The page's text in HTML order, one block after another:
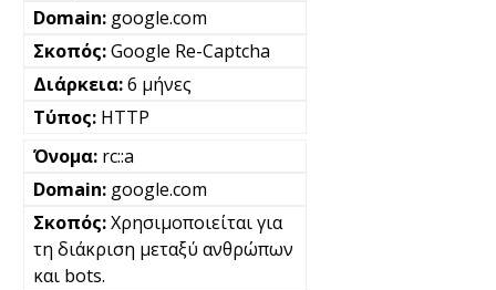
google.com
Google Re-Captcha
6 μήνες
HTTP
rc::a
google.com
Χρησιμοποιείται για
τη διάκριση μεταξύ ανθρώπων
και bots.